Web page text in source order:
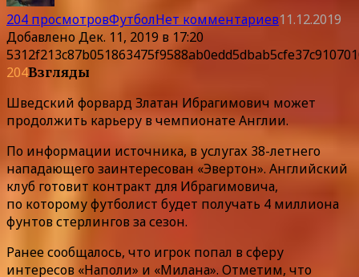
204 просмотровФутболНет комментариев11.12.2019
ДобавленоДек. 11, 2019 в 17:20
204Взгляды
Шведский форвард Златан Ибрагимович может
продолжить карьеру в чемпионате Англии.
По информации источника, в услугах 38-летнего
нападающего заинтересован «Эвертон». Английский
клуб готовит контракт для Ибрагимовича,
по которому футболист будет получать 4 миллиона
фунтов стерлингов за сезон.
Ранее сообщалось, что игрок попал в сферу
интересов «Наполи» и «Милана». Отметим, что